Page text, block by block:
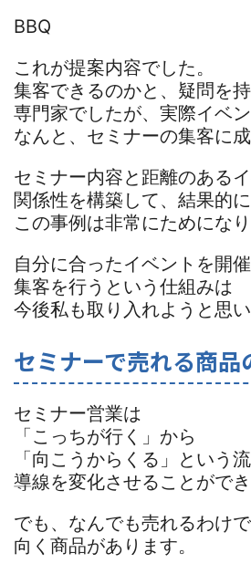
BBQ
これが提案内容でした。
集客できるのかと、疑問を
専門家でしたが、実際イベ
なんと、セミナーの集客に成
セミナー内容と距離のある
関係性を構築して、結果的
この事例は非常にためになり
自分に合ったイベントを開
集客を行うという仕組みは
今後私も取り入れようと思い
セミナーで売れる商品
セミナー営業は
「こっちが行く」から
「向こうからくる」という
導線を変化させることができ
でも、なんでも売れるわけで
向く商品があります。